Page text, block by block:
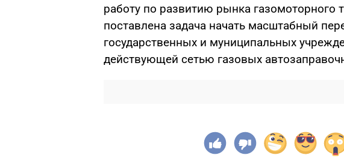
работу по развитию рынка газомоторного
поставлена задача начать масштабный
государственных и муниципальных
действующей сетью газовых